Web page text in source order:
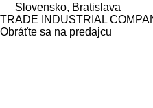
Slovensko, Bratislava
TRADE INDUSTRIAL
Obráťte sa na predajcu